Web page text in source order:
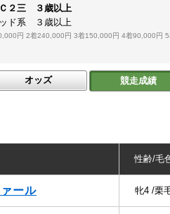
２三 ３歳以上
ド系 ３歳以上
円 2着240,000円 3着150,000円 4着90,000円
オッズ 競走成績
性齢/毛
ール 牝4 /栗